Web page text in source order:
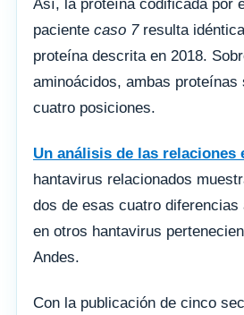
Así, la proteína codificada por
paciente caso 7resulta
proteína descrita en 2018.
aminoácidos, ambas proteínas
cuatro posiciones.
Un análisis de las relaciones
hantavirus relacionados
dos de esas cuatro diferencias
en otros hantavirus
Andes.
Con la publicación de cinco